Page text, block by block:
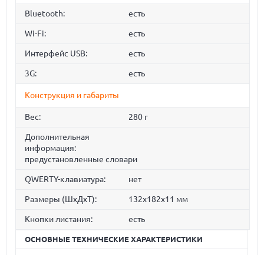
Bluetooth: есть
Wi-Fi: есть
Интерфейс USB: есть
3G: есть
Конструкция и габариты
Вес: 280 г
Дополнительная
информация:
предустановленные словари
QWERTY-клавиатура: нет
Размеры (ШxДxT): 132x182x11 мм
Кнопки листания: есть
ОСНОВНЫЕ ТЕХНИЧЕСКИЕ ХАРАКТЕРИСТИКИ